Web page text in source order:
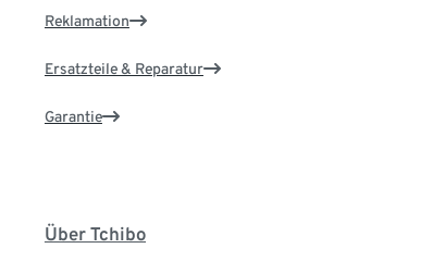
Reklamation
Ersatzteile & Reparatur
Garantie
Über Tchibo